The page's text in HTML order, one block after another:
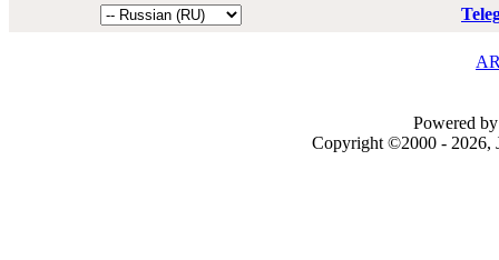
Powered
Copyright ©2000 - 2026,